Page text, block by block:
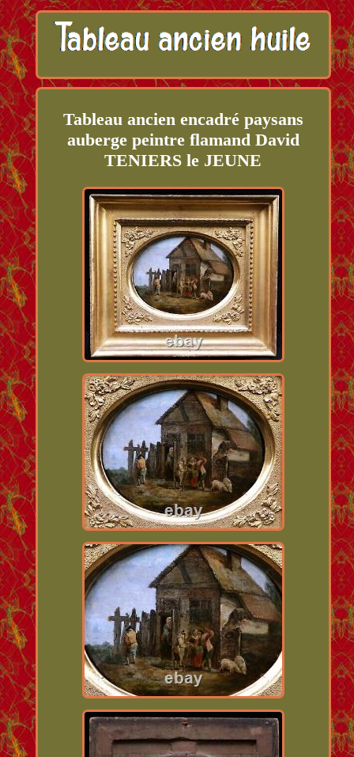
Tableau ancien encadré paysans
auberge peintre flamand David
TENIERS le JEUNE